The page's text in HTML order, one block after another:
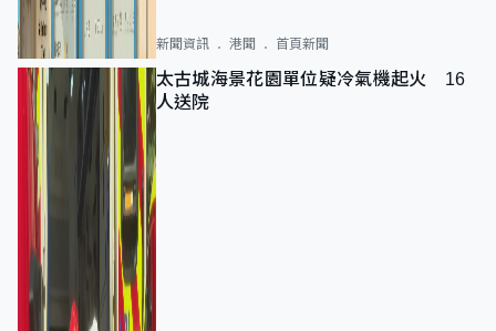
新聞資訊 港聞 首頁新聞
太古城海景花園單位疑冷氣機起火 16
人送院